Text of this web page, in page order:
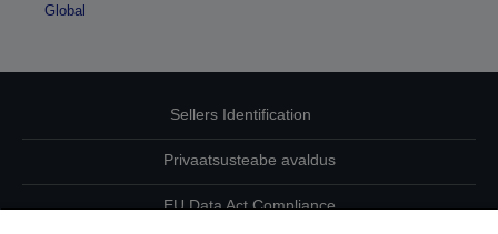
Global
Sellers Identification
Privaatsusteabe avaldus
EU Data Act Compliance